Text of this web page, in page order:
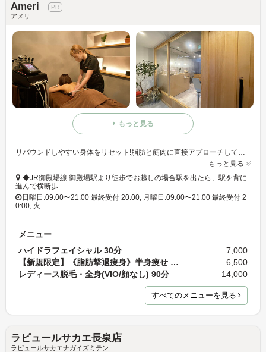
Ameri
アメリ
もっと見る
もっと見る
◆JR御殿場線 御殿場駅より徒歩でお越しの場合駅を出たら、駅を背に
進んで横断歩…
日曜日:09:00〜21:00 最終受付 20:00, 月曜日:09:00〜21:00 最終受付 2
0:00, 火…
メニュー
ハイドラフェイシャル 30分
7,000
【新規限定】《脂肪撃退痩身》半身痩せ 60分 通常料…
6,500
レディース脱毛・全身(VIO/顔なし) 90分
14,000
すべてのメニューを見る
ラピュールサカエ長泉店
ラピュールサカエナガイズミテン